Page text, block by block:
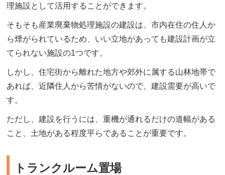
理施設として活用することができます。
そもそも産業廃棄物処理施設の建設は、市内在住の住人か
ら煙がられているため、いい立地があっても建設計画が立
てられない施設の1つです。
しかし、住宅街から離れた地方や郊外に属する山林地帯で
あれば、近隣住人から苦情がないので、建設需要が高いで
す。
ただし、建設を行うには、重機が通れるだけの道幅がある
こと、土地がある程度平らであることが重要です。
トランクルーム置場